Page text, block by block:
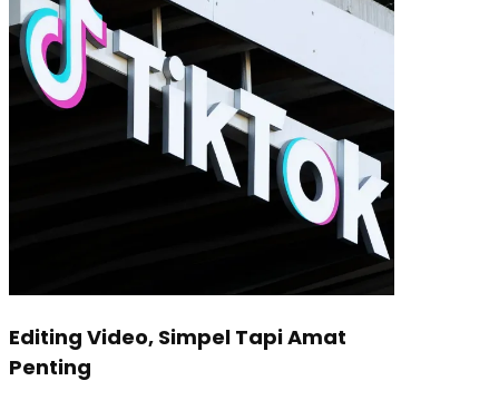
Editing Video, Simpel Tapi Amat
Penting